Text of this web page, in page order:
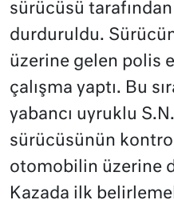
sürücüsü
durduruldu.
üzerine gelen polis
çalışma yaptı. Bu
yabancı uyruklu
sürücüsünün
otomobilin üzerine
Kazada ilk